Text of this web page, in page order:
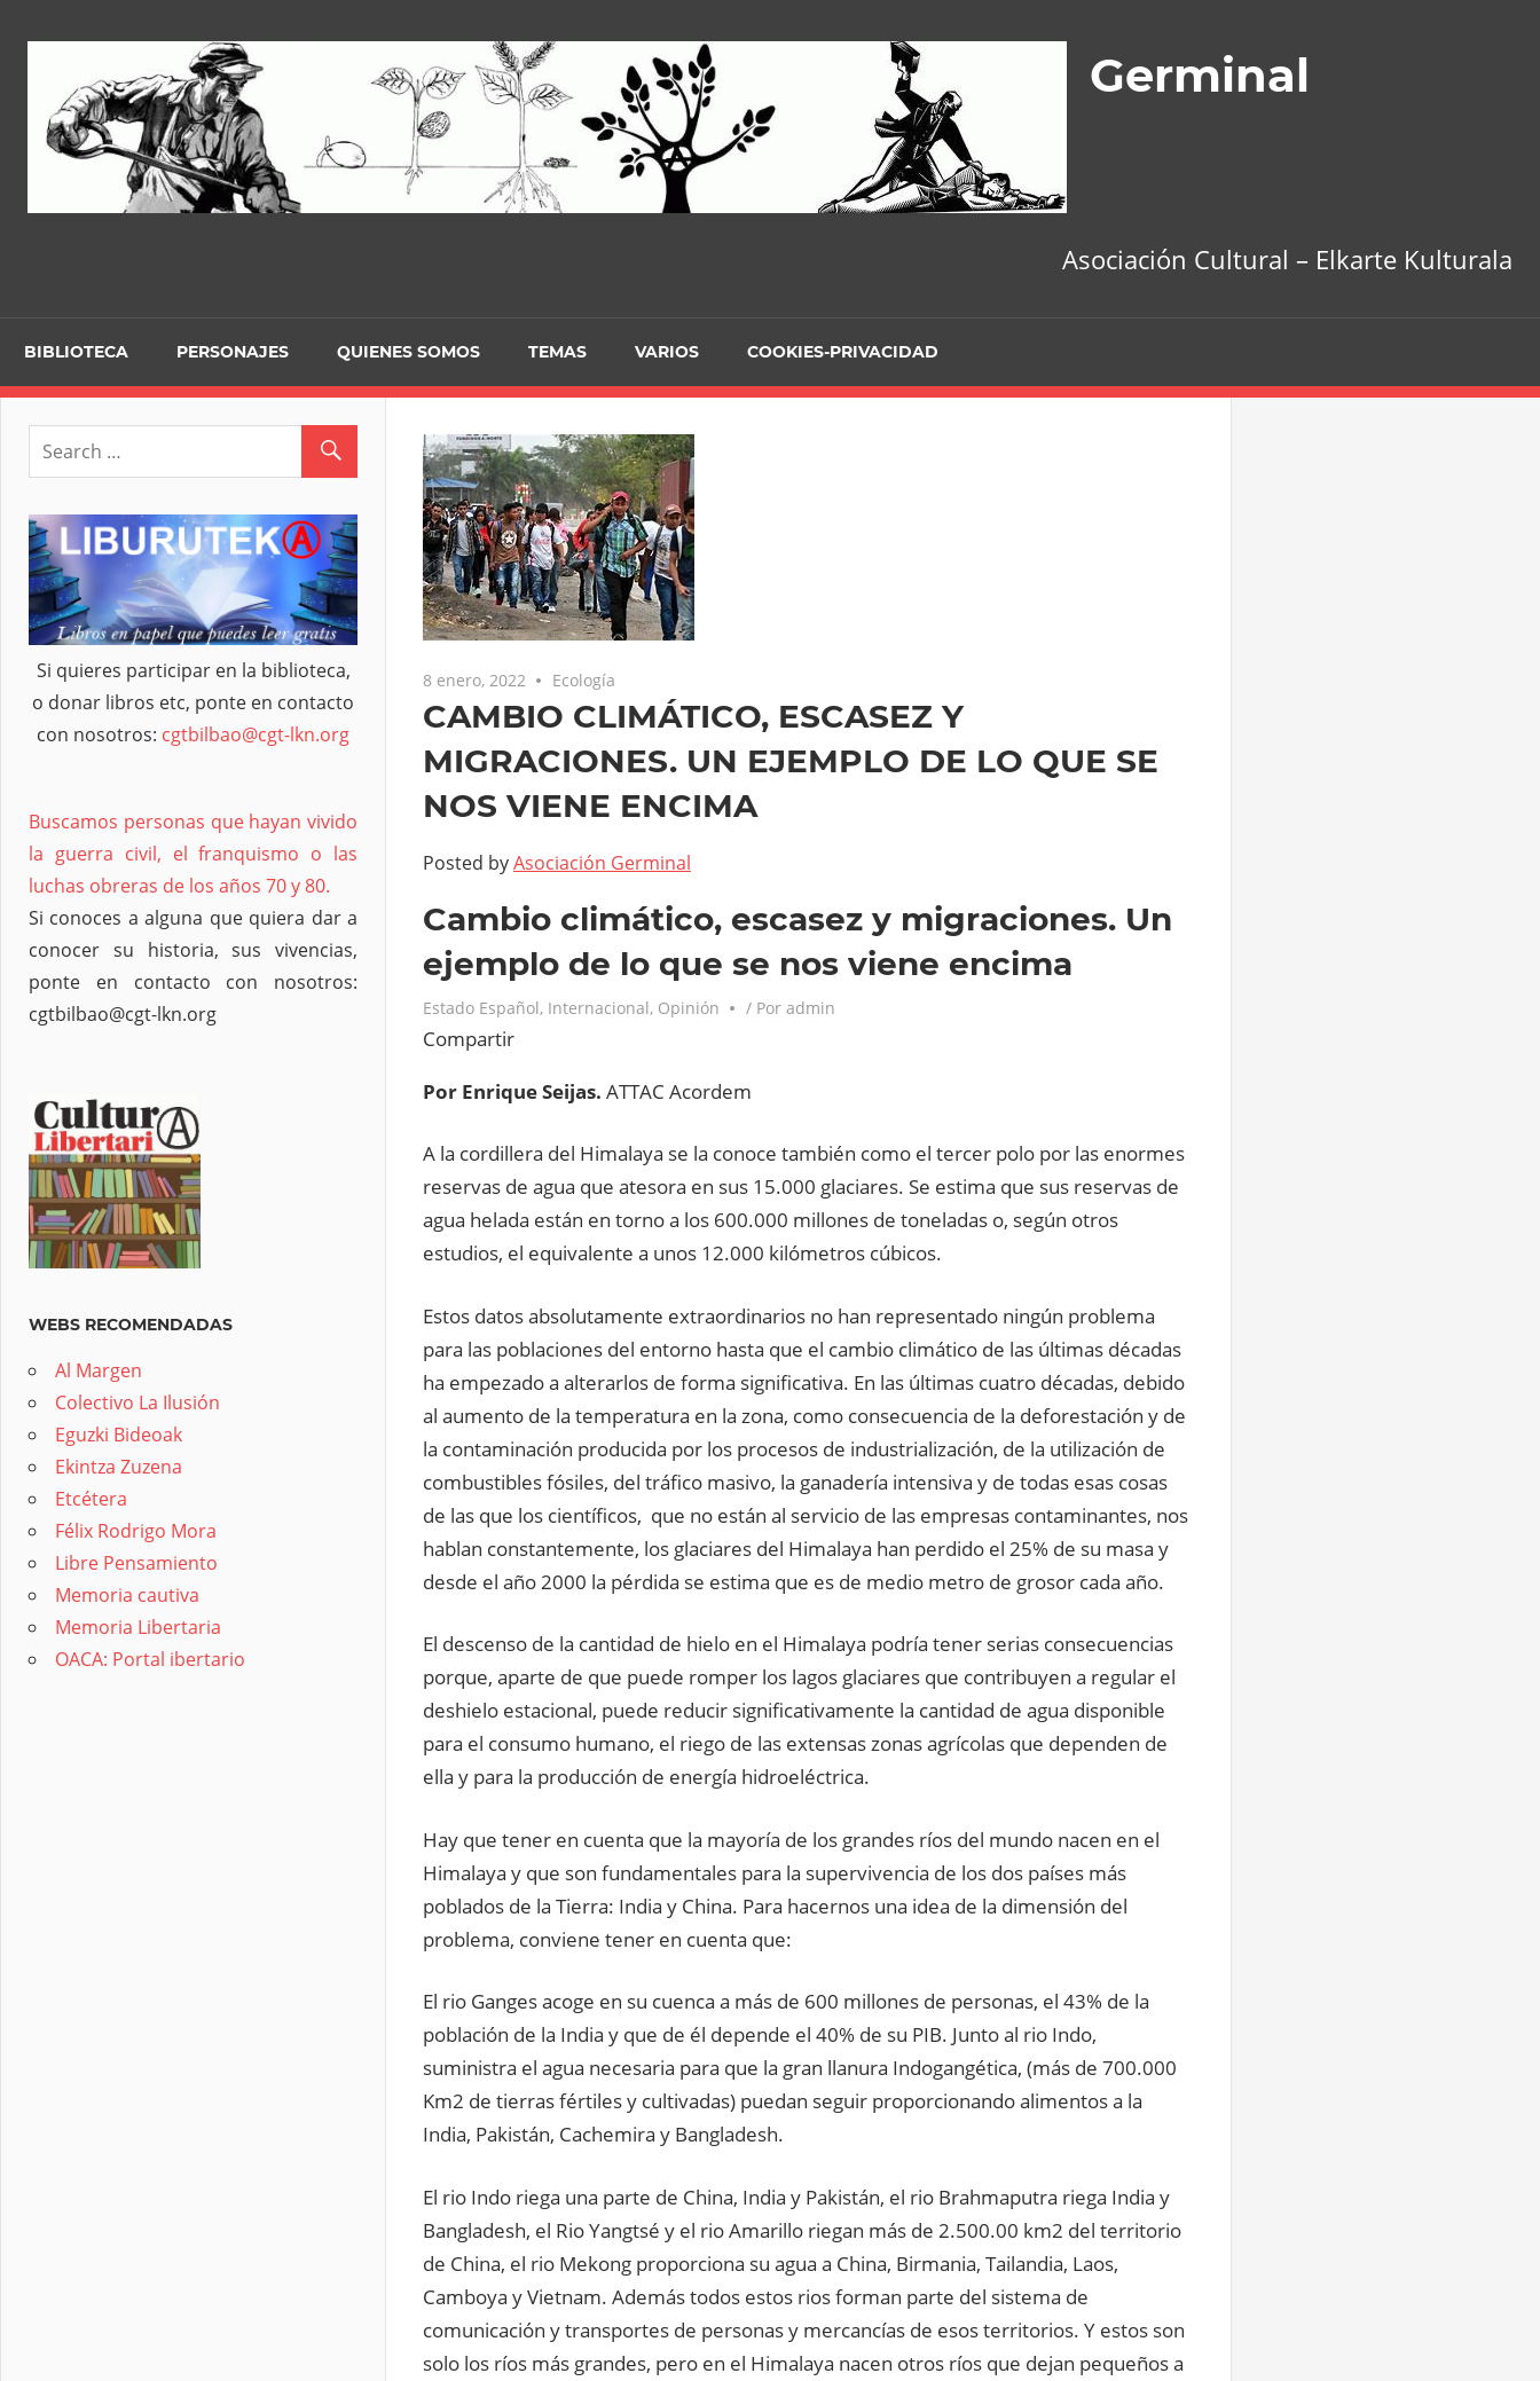
Germinal
Asociación Cultural – Elkarte Kulturala
BIBLIOTECA PERSONAJES QUIENES SOMOS TEMAS VARIOS COOKIES-PRIVACIDAD
8 enero, 2022 Ecología
CAMBIO CLIMÁTICO, ESCASEZ Y
MIGRACIONES. UN EJEMPLO DE LO QUE SE
NOS VIENE ENCIMA
Posted byAsociación Germinal
Cambio climático, escasez y migraciones. Un
ejemplo de lo que se nos viene encima
Estado Español, Internacional, Opinión / Poradmin
Compartir
Por Enrique Seijas. ATTAC Acordem
A la cordillera del Himalaya se la conoce también como el tercer polo por las enormes
reservas de agua que atesora en sus 15.000 glaciares. Se estima que sus reservas de
agua helada están en torno a los 600.000 millones de toneladas o, según otros
estudios, el equivalente a unos 12.000 kilómetros cúbicos.
Estos datos absolutamente extraordinarios no han representado ningún problema
para las poblaciones del entorno hasta que el cambio climático de las últimas décadas
ha empezado a alterarlos de forma significativa. En las últimas cuatro décadas, debido
al aumento de la temperatura en la zona, como consecuencia de la deforestación y de
la contaminación producida por los procesos de industrialización, de la utilización de
combustibles fósiles, del tráfico masivo, la ganadería intensiva y de todas esas cosas
de las que los científicos, que no están al servicio de las empresas contaminantes, nos
hablan constantemente, los glaciares del Himalaya han perdido el 25% de su masa y
desde el año 2000 la pérdida se estima que es de medio metro de grosor cada año.
El descenso de la cantidad de hielo en el Himalaya podría tener serias consecuencias
porque, aparte de que puede romper los lagos glaciares que contribuyen a regular el
deshielo estacional, puede reducir significativamente la cantidad de agua disponible
para el consumo humano, el riego de las extensas zonas agrícolas que dependen de
ella y para la producción de energía hidroeléctrica.
Hay que tener en cuenta que la mayoría de los grandes ríos del mundo nacen en el
Himalaya y que son fundamentales para la supervivencia de los dos países más
poblados de la Tierra: India y China. Para hacernos una idea de la dimensión del
problema, conviene tener en cuenta que:
El rio Ganges acoge en su cuenca a más de 600 millones de personas, el 43% de la
población de la India y que de él depende el 40% de su PIB. Junto al rio Indo,
suministra el agua necesaria para que la gran llanura Indogangética, (más de 700.000
Km2 de tierras fértiles y cultivadas) puedan seguir proporcionando alimentos a la
India, Pakistán, Cachemira y Bangladesh.
El rio Indo riega una parte de China, India y Pakistán, el rio Brahmaputra riega India y
Bangladesh, el Rio Yangtsé y el rio Amarillo riegan más de 2.500.00 km2 del territorio
de China, el rio Mekong proporciona su agua a China, Birmania, Tailandia, Laos,
Camboya y Vietnam. Además todos estos rios forman parte del sistema de
comunicación y transportes de personas y mercancías de esos territorios. Y estos son
solo los ríos más grandes, pero en el Himalaya nacen otros ríos que dejan pequeños a
Si quieres participar en la biblioteca,
o donar libros etc, ponte en contacto
con nosotros: cgtbilbao@cgt-lkn.org
Buscamos personas que hayan vivido
la guerra civil, el franquismo o las
luchas obreras de los años 70 y 80.
Si conoces a alguna que quiera dar a
conocer su historia, sus vivencias,
ponte en contacto con nosotros:
cgtbilbao@cgt-lkn.org
WEBS RECOMENDADAS
Al Margen
Colectivo La Ilusión
Eguzki Bideoak
Ekintza Zuzena
Etcétera
Félix Rodrigo Mora
Libre Pensamiento
Memoria cautiva
Memoria Libertaria
OACA: Portal ibertario